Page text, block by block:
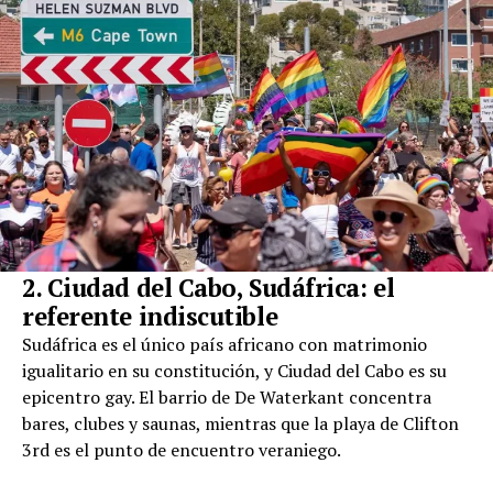
2. Ciudad del Cabo, Sudáfrica: el
referente indiscutible
Sudáfrica es el único país africano con matrimonio
igualitario en su constitución, y Ciudad del Cabo es su
epicentro gay. El barrio de De Waterkant concentra
bares, clubes y saunas, mientras que la playa de Clifton
3rd es el punto de encuentro veraniego.